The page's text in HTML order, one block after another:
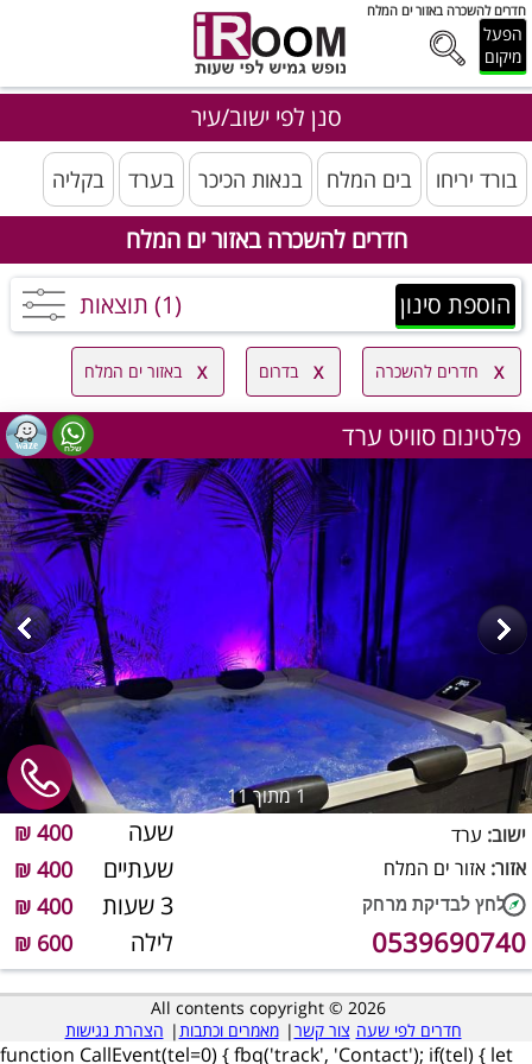
חדרים להשכרה באזור ים המלח
הפעל
מיקום
סנן לפי ישוב/עיר
בורד יריחו בים המלח בנאות הכיכר בערד בקליה
חדרים להשכרה באזור ים המלח
הוספת סינון (1) תוצאות
חדרים להשכרה בדרום באזור ים המלח
פלטינום סוויט ערד
1מתוך 11
שעה 400 ₪
שעתיים 400 ₪
3 שעות 400 ₪
לילה 600 ₪
ישוב: ערד
אזור: אזור ים המלח
0539690740
All contents copyright © 2026
חדרים לפי שעה צור קשר| מאמרים וכתבות| הצהרת נגישות
function CallEvent(tel=0) { fbq('track', 'Contact'); if(tel) { let